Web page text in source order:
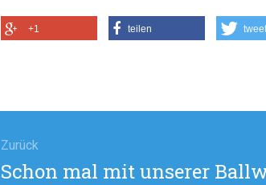
+1 teilen tweet
Zurück
Vorheriger
Schon mal mit unserer